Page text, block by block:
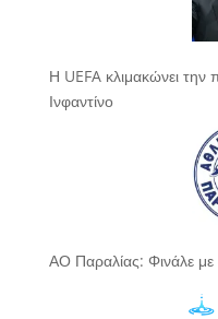
Η UEFA κλιμακώνει
Ινφαντίνο
ΑΟ Παραλίας: Φινάλε